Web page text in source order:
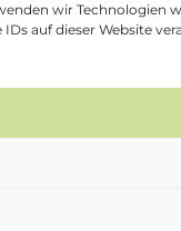
wir Technologien
auf dieser Website